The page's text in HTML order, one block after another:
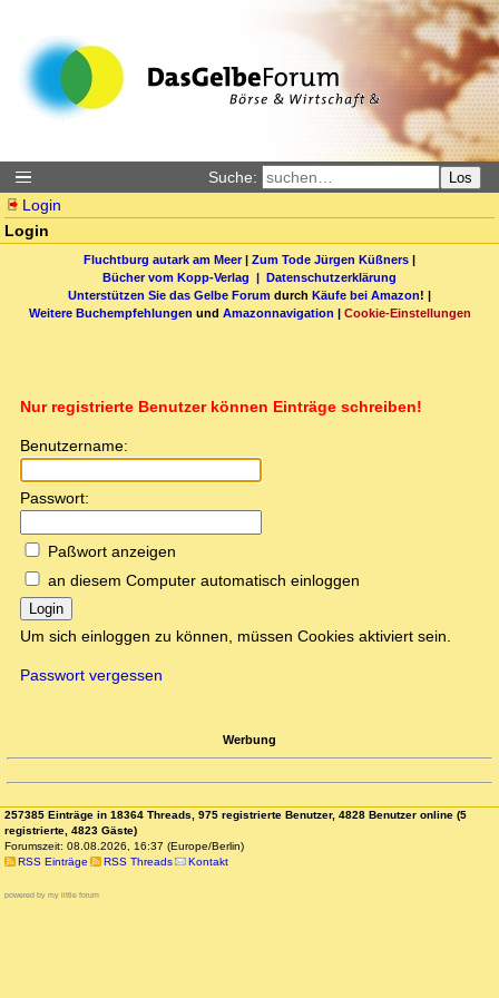
Suche: Los
Login
Login
Fluchtburg autark am Meer| Zum Tode Jürgen Küßners |
Bücher vom Kopp-Verlag | Datenschutzerklärung
Unterstützen Sie das Gelbe Forum durch Käufe bei Amazon! |
Weitere Buchempfehlungen und Amazonnavigation | Cookie-Einstellungen
Nur registrierte Benutzer können Einträge schreiben!
Benutzername:
Passwort:
Paßwort anzeigen
an diesem Computer automatisch einloggen
Login
Um sich einloggen zu können, müssen Cookies aktiviert sein.
Passwort vergessen
Werbung
257385 Einträge in 18364 Threads, 975 registrierte Benutzer, 4828 Benutzer online (5
registrierte, 4823 Gäste)
Forumszeit: 08.08.2026, 16:37 (Europe/Berlin)
RSS Einträge
RSS Threads Kontakt
powered by my little forum